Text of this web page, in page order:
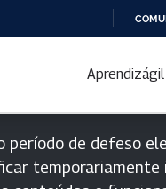
Aprendizágil
período de defeso